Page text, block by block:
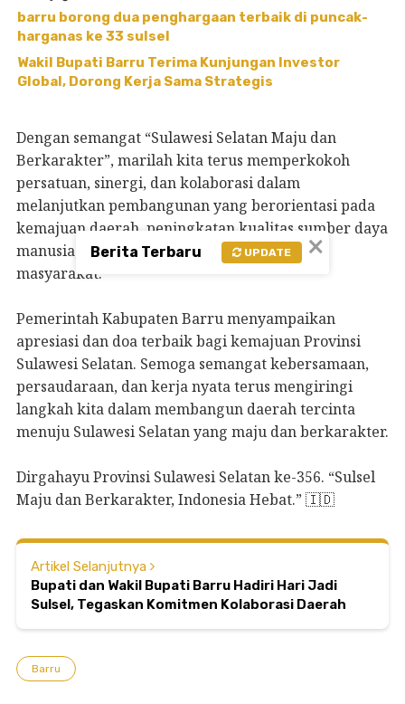
barru borong dua penghargaan terbaik di puncak-
harganas ke 33 sulsel
Wakil Bupati Barru Terima Kunjungan Investor
Global, Dorong Kerja Sama Strategis
Dengan semangat “Sulawesi Selatan Maju dan
Berkarakter”, marilah kita terus memperkokoh
persatuan, sinergi, dan kolaborasi dalam
melanjutkan pembangunan yang berorientasi pada
kemajuan daerah, peningkatan kualitas sumber daya
manusia, serta pemerataan kesejahteraan
masyarakat.
Pemerintah Kabupaten Barru menyampaikan
apresiasi dan doa terbaik bagi kemajuan Provinsi
Sulawesi Selatan. Semoga semangat kebersamaan,
persaudaraan, dan kerja nyata terus mengiringi
langkah kita dalam membangun daerah tercinta
menuju Sulawesi Selatan yang maju dan berkarakter.
Dirgahayu Provinsi Sulawesi Selatan ke-356. “Sulsel
Maju dan Berkarakter, Indonesia Hebat.” 🇮🇩
Artikel Selanjutnya
Bupati dan Wakil Bupati Barru Hadiri Hari Jadi
Sulsel, Tegaskan Komitmen Kolaborasi Daerah
Barru
×
Berita Terbaru UPDATE